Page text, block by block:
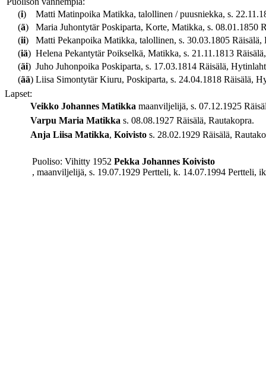
(i)
Matti Matinpoika Matikka, talollinen / puusniekka, s.
(ä)
Maria Juhontytär Poskiparta, Korte, Matikka, s.
(ii)
Matti Pekanpoika Matikka, talollinen, s. 30.03.1805
(iä) Helena Pekantytär Poikselkä, Matikka, s. 21.11.1813
(äi) Juho Juhonpoika Poskiparta, s. 17.03.1814 Räisälä,
(ää) Liisa Simontytär Kiuru, Poskiparta, s. 24.04.1818 Räisälä,
Lapset:
Veikko Johannes Matikka maanviljelijä, s. 07.12.1925
Varpu Maria Matikka s. 08.08.1927 Räisälä, Rautakopra.
Anja Liisa Matikka, Koivisto s. 28.02.1929 Räisälä,
Puoliso: Vihitty 1952 Pekka Johannes Koivisto
, maanviljelijä, s. 19.07.1929 Pertteli, k. 14.07.1994 Pertteli,